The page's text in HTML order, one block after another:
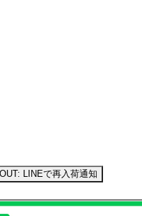
LINEで再入荷通知